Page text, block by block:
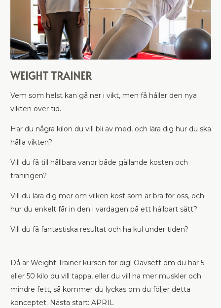
WEIGHT TRAINER
Vem som helst kan gå ner i vikt, men få håller den nya
vikten över tid.
Har du några kilon du vill bli av med, och lära dig hur du ska
hålla vikten?
Vill du få till hållbara vanor både gällande kosten och
träningen?
Vill du lära dig mer om vilken kost som är bra för oss, och
hur du enkelt får in den i vardagen på ett hållbart sätt?
Vill du få fantastiska resultat och ha kul under tiden?
Då är Weight Trainer kursen för dig! Oavsett om du har 5
eller 50 kilo du vill tappa, eller du vill ha mer muskler och
mindre fett, så kommer du lyckas om du följer detta
konceptet. Nästa start: APRIL